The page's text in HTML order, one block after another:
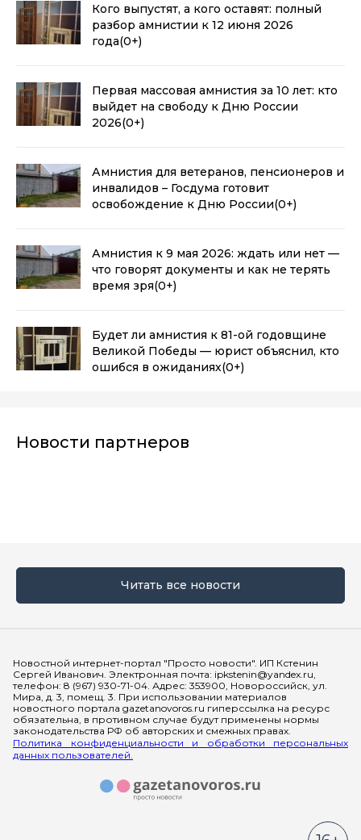
Кого выпустят, а кого оставят: полный
разбор амнистии к 12 июня 2026
года(0+)
Первая массовая амнистия за 10 лет: кто
выйдет на свободу к Дню России
2026(0+)
Амнистия для ветеранов, пенсионеров и
инвалидов – Госдума готовит
освобождение к Дню России(0+)
Амнистия к 9 мая 2026: ждать или нет —
что говорят документы и как не терять
время зря(0+)
Будет ли амнистия к 81-ой годовщине
Великой Победы — юрист объяснил, кто
ошибся в ожиданиях(0+)
Новости партнеров
Читать все новости
Новостной интернет-портал "Просто новости". ИП Кстенин
Сергей Иванович. Электронная почта: ipkstenin@yandex.ru,
телефон: 8 (967) 930-71-04. Адрес: 353900, Новороссийск, ул.
Мира, д. 3, помещ. 3. При использовании материалов
новостного портала gazetanovoros.ru гиперссылка на ресурс
обязательна, в противном случае будут применены нормы
законодательства РФ об авторских и смежных правах.
Политика конфиденциальности и обработки персональных
данных пользователей.